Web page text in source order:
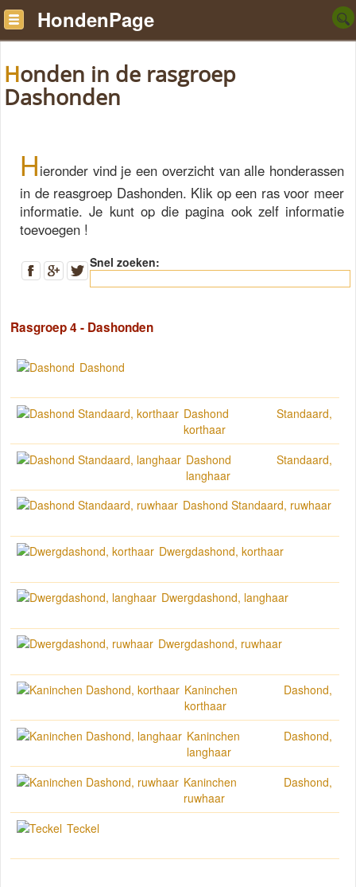
HondenPage
Honden in de rasgroep
Dashonden
Hieronder vind je een overzicht van alle honderassen
in de reasgroep Dashonden. Klik op een ras voor meer
informatie. Je kunt op die pagina ook zelf informatie
toevoegen !
Snel zoeken:
Rasgroep 4 - Dashonden
Dashond
Dashond Standaard,
korthaar
Dashond Standaard,
langhaar
Dashond Standaard, ruwhaar
Dwergdashond, korthaar
Dwergdashond, langhaar
Dwergdashond, ruwhaar
Kaninchen Dashond,
korthaar
Kaninchen Dashond,
langhaar
Kaninchen Dashond,
ruwhaar
Teckel